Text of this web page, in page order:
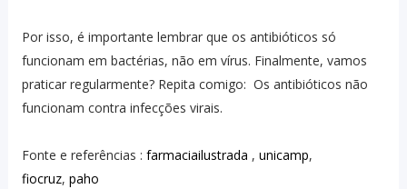
Por isso, é importante lembrar que os antibióticos só
funcionam em bactérias, não em vírus. ⁣Finalmente, vamos
praticar regularmente? Repita comigo: ⁣ Os antibióticos não
funcionam contra infecções virais.
Fonte e referências : farmaciailustrada , unicamp,
fiocruz, paho